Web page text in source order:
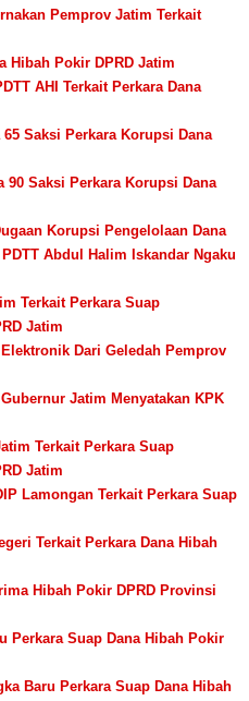
Pemprov Jatim Terkait
Hibah Pokir DPRD Jatim
AHI Terkait Perkara Dana
Saksi Perkara Korupsi Dana
90 Saksi Perkara Korupsi Dana
Korupsi Pengelolaan Dana
Abdul Halim Iskandar Ngaku
Terkait Perkara Suap
Jatim
Dari Geledah Pemprov
Jatim Menyatakan KPK
Terkait Perkara Suap
Jatim
Lamongan Terkait Perkara Suap
Terkait Perkara Dana Hibah
Hibah Pokir DPRD Provinsi
Perkara Suap Dana Hibah Pokir
Baru Perkara Suap Dana Hibah